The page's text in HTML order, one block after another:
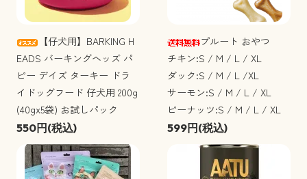
【仔犬用】BARKING H
EADS バーキングヘッズ パ
ピー デイズ ターキー ドラ
イドッグフード 仔犬用 200g
(40gx5袋) お試しパック
550円(税込)
プルート おやつ
チキン:S / M / L / XL
ダック:S / M / L /XL
サーモン:S / M / L / XL
ピーナッツ:S / M / L / XL
599円(税込)